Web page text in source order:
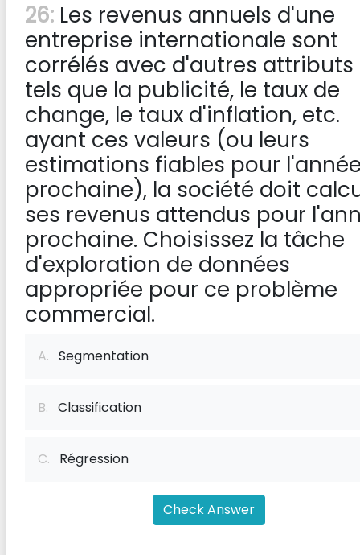
26: Les revenus annuels d'une
entreprise internationale sont
corrélés avec d'autres attributs
tels que la publicité, le taux de
change, le taux d'inflation, etc.
ayant ces valeurs (ou leurs
estimations fiables pour
prochaine), la société doit
ses revenus attendus pour
prochaine. Choisissez la tâche
d'exploration de données
appropriée pour ce problème
commercial.
A. Segmentation
B. Classification
C. Régression
Check Answer